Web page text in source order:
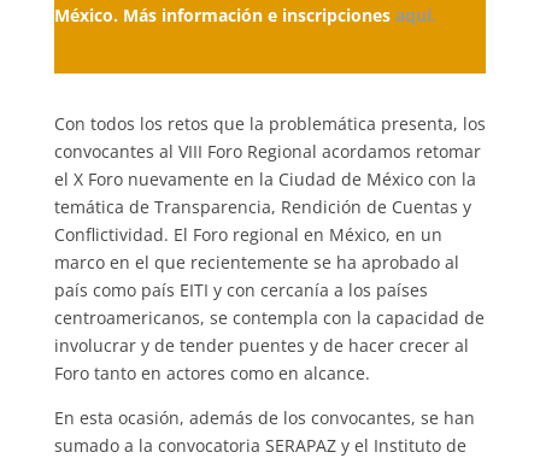
México. Más información e inscripciones aquí.
Con todos los retos que la problemática presenta, los
convocantes al VIII Foro Regional acordamos retomar
el X Foro nuevamente en la Ciudad de México con la
temática de Transparencia, Rendición de Cuentas y
Conflictividad. El Foro regional en México, en un
marco en el que recientemente se ha aprobado al
país como país EITI y con cercanía a los países
centroamericanos, se contempla con la capacidad de
involucrar y de tender puentes y de hacer crecer al
Foro tanto en actores como en alcance.
En esta ocasión, además de los convocantes, se han
sumado a la convocatoria SERAPAZ y el Instituto de